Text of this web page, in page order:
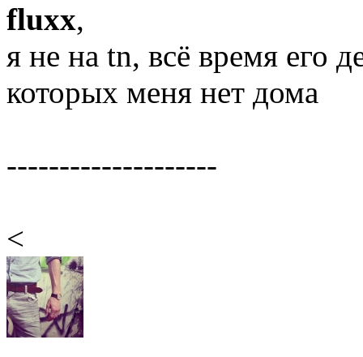
fluxx,
я не на tn, всё время его
которых меня нет дома
--------------------
<